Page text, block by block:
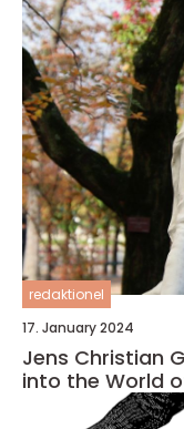
redaktionel
17. January 2024
Jens Christian
into the World